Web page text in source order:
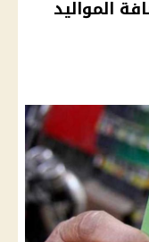
المواليد